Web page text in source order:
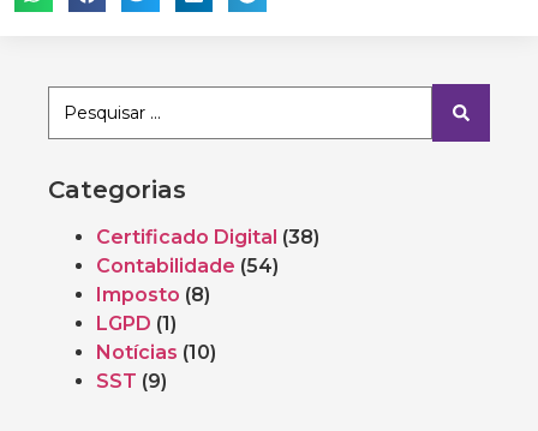
Categorias
Certificado Digital (38)
Contabilidade (54)
Imposto (8)
LGPD (1)
Notícias (10)
SST (9)